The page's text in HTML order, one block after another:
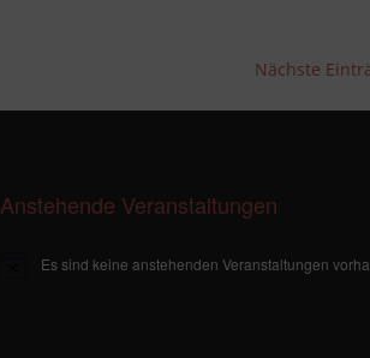
Nächste
Anstehende Veranstaltungen
Es sind keine anstehenden Veranstaltungen